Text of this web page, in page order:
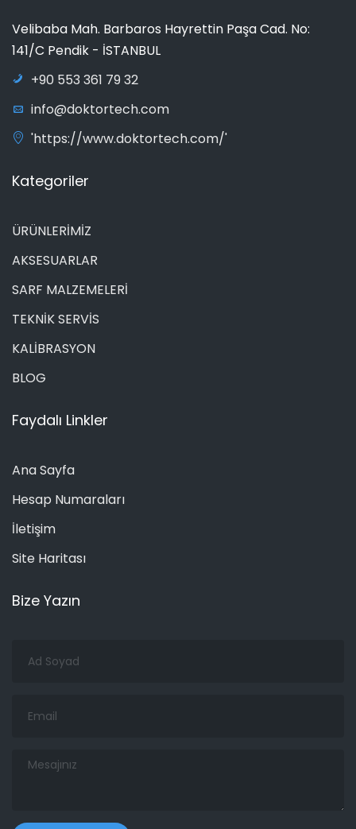
Velibaba Mah. Barbaros Hayrettin Paşa Cad. No:
141/C Pendik - İSTANBUL
+90 553 361 79 32
info@doktortech.com
'https://www.doktortech.com/'
Kategoriler
ÜRÜNLERİMİZ
AKSESUARLAR
SARF MALZEMELERİ
TEKNİK SERVİS
KALİBRASYON
BLOG
Faydalı Linkler
Ana Sayfa
Hesap Numaraları
İletişim
Site Haritası
Bize Yazın
Soyad
Mesajınız